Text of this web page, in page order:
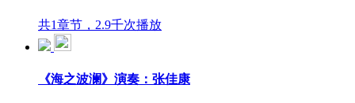
共1章节，2.9千次播放
《海之波澜》演奏：张佳康